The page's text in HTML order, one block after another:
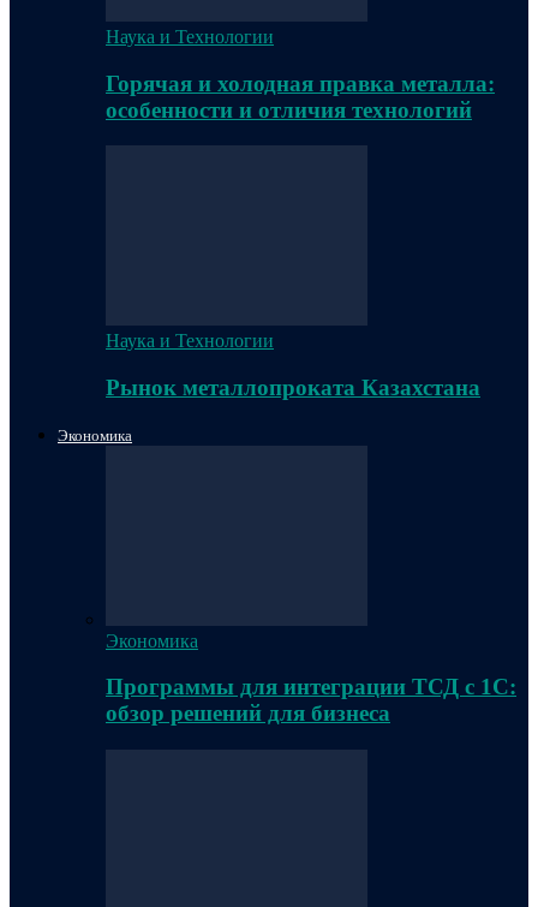
Наука и Технологии
Горячая и холодная правка металла:
особенности и отличия технологий
Наука и Технологии
Рынок металлопроката Казахстана
Экономика
Экономика
Программы для интеграции ТСД с 1С:
обзор решений для бизнеса